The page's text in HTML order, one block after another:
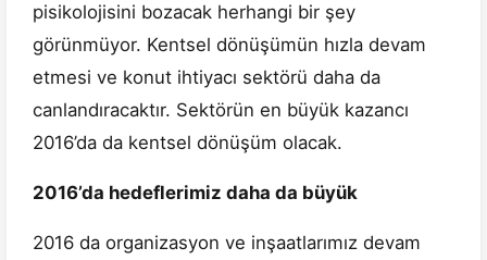
pisikolojisini bozacak herhangi bir şey
görünmüyor. Kentsel dönüşümün hızla devam
etmesi ve konut ihtiyacı sektörü daha da
canlandıracaktır. Sektörün en büyük kazancı
2016’da da kentsel dönüşüm olacak.
2016’da hedeflerimiz daha da büyük
2016 da organizasyon ve inşaatlarımız devam